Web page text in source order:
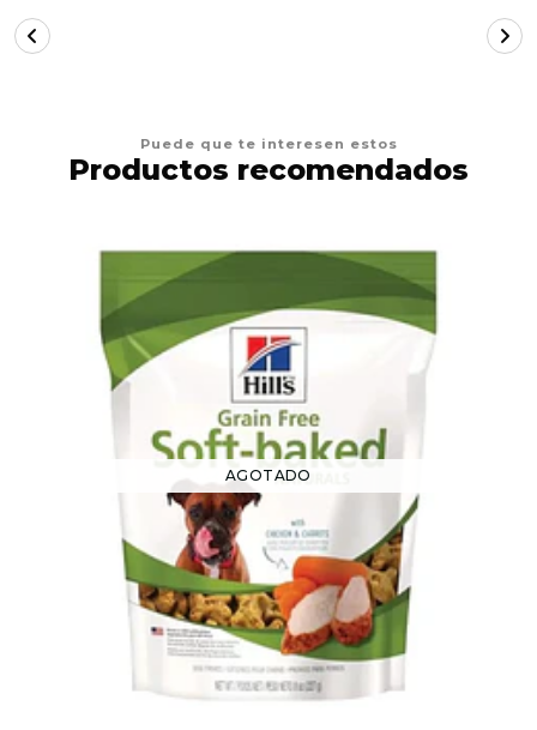
Puede que te interesen estos
Productos recomendados
AGOTADO